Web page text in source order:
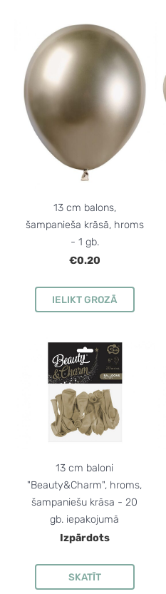
13 cm balons,
šampanieša krāsā, hroms
- 1 gb.
€0.20
IELIKT GROZĀ
13 cm baloni
"Beauty&Charm", hroms,
šampaniešu krāsa - 20
gb. iepakojumā
Izpārdots
SKATĪT